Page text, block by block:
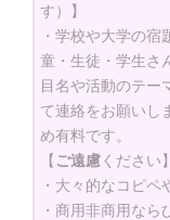
す）】
・学校や大学の
童・生徒・学生さ
目名や活動のテー
て連絡をお願いし
め有料です。
【 ご遠慮ください】
・大々的なコピペ
・商用非商用なら